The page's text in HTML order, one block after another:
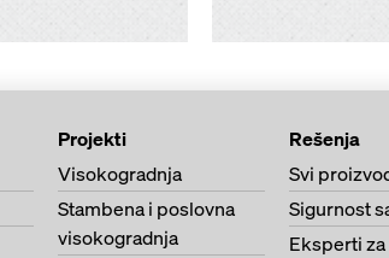
Projekti
Visokogradnja
Stambena i poslovna
visokogradnja
Rešenja
Svi
Sigurnost
Eksperti